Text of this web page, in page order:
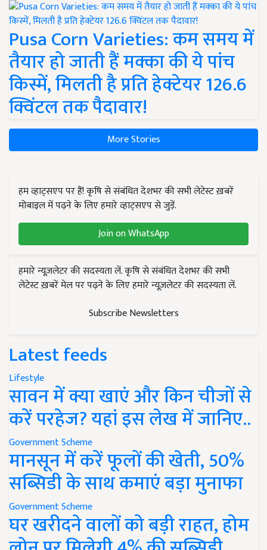
Pusa Corn Varieties: कम समय में
तैयार हो जाती हैं मक्का की ये पांच
किस्में, मिलती है प्रति हेक्टेयर 126.6
क्विंटल तक पैदावार!
More Stories
हम व्हाट्सएप पर हैं! कृषि से संबंधित देशभर की सभी लेटेस्ट ख़बरें
मोबाइल में पढ़ने के लिए हमारे व्हाट्सएप से जुड़ें.
Join on WhatsApp
हमारे न्यूज़लेटर की सदस्यता लें. कृषि से संबंधित देशभर की सभी
लेटेस्ट ख़बरें मेल पर पढ़ने के लिए हमारे न्यूज़लेटर की सदस्यता लें.
Subscribe Newsletters
Latest feeds
Lifestyle
सावन में क्या खाएं और किन चीजों से
करें परहेज? यहां इस लेख में जानिए..
Government Scheme
मानसून में करें फूलों की खेती, 50%
सब्सिडी के साथ कमाएं बड़ा मुनाफा
Government Scheme
घर खरीदने वालों को बड़ी राहत, होम